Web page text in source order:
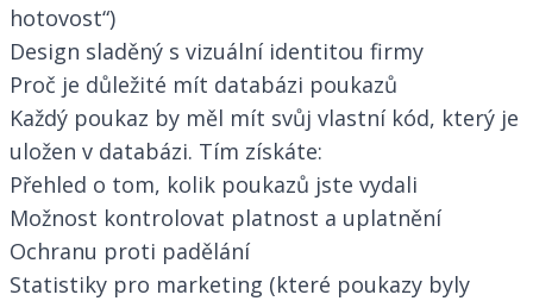
hotovost“)
Design sladěný s vizuální identitou firmy
Proč je důležité mít databázi poukazů
Každý poukaz by měl mít svůj vlastní kód, který je
uložen v databázi. Tím získáte:
Přehled o tom, kolik poukazů jste vydali
Možnost kontrolovat platnost a uplatnění
Ochranu proti padělání
Statistiky pro marketing (které poukazy byly